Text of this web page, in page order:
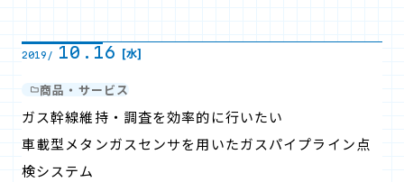
2019/ 10.16 [水]
商品・サービス
ガス幹線維持・調査を効率的に行いたい
車載型メタンガスセンサを用いたガスパイプライン点
検システム